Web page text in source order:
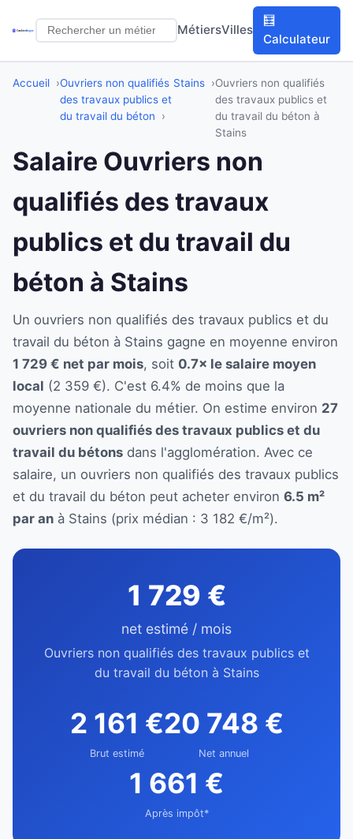
MétiersVilles
🧮
Calculateur
Accueil
Ouvriers non qualifiés
des travaux publics et
du travail du béton
Stains
Ouvriers non qualifiés
des travaux publics et
du travail du béton à
Stains
Salaire Ouvriers non
qualifiés des travaux
publics et du travail du
béton à Stains
Un ouvriers non qualifiés des travaux publics et du
travail du béton à Stains gagne en moyenne environ
1 729 € net par mois, soit 0.7× le salaire moyen
local (2 359 €). C'est 6.4% de moins que la
moyenne nationale du métier. On estime environ 27
ouvriers non qualifiés des travaux publics et du
travail du bétons dans l'agglomération. Avec ce
salaire, un ouvriers non qualifiés des travaux publics
et du travail du béton peut acheter environ 6.5 m²
par an à Stains (prix médian : 3 182 €/m²).
1 729 €
net estimé / mois
Ouvriers non qualifiés des travaux publics et
du travail du béton à Stains
2 161 €
Brut estimé
20 748 €
Net annuel
1 661 €
Après impôt*